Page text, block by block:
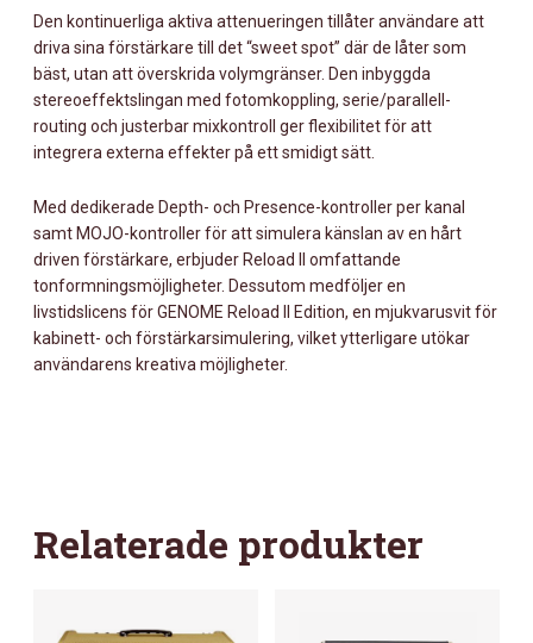
Den kontinuerliga aktiva attenueringen tillåter användare att
driva sina förstärkare till det “sweet spot” där de låter som
bäst, utan att överskrida volymgränser. Den inbyggda
stereoeffektslingan med fotomkoppling, serie/parallell-
routing och justerbar mixkontroll ger flexibilitet för att
integrera externa effekter på ett smidigt sätt.
Med dedikerade Depth- och Presence-kontroller per kanal
samt MOJO-kontroller för att simulera känslan av en hårt
driven förstärkare, erbjuder Reload II omfattande
tonformningsmöjligheter. Dessutom medföljer en
livstidslicens för GENOME Reload II Edition, en mjukvarusvit för
kabinett- och förstärkarsimulering, vilket ytterligare utökar
användarens kreativa möjligheter.
Relaterade produkter